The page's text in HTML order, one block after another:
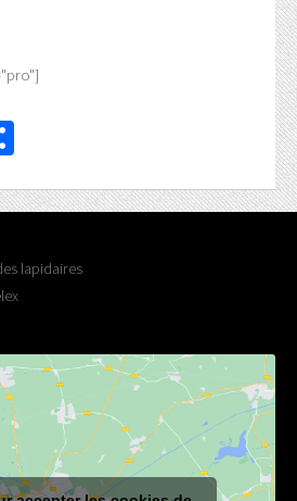
lapidaires